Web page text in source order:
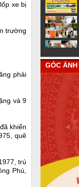
xe bị
trường
phải
và 9
khiến
quê
trú
Phú,
GÓC ẢNH